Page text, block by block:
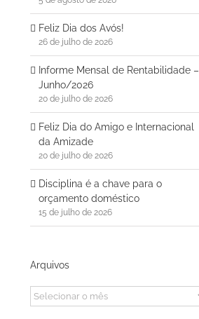
Feliz Dia dos Avós!
26 de julho de 2026
Informe Mensal de Rentabilidade –
Junho/2026
20 de julho de 2026
Feliz Dia do Amigo e Internacional
da Amizade
20 de julho de 2026
Disciplina é a chave para o
orçamento doméstico
15 de julho de 2026
Arquivos
Arquivos